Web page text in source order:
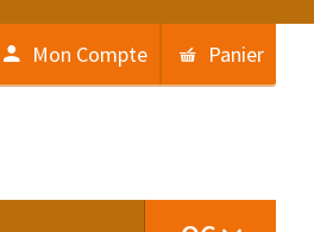
Mon Compte Panier